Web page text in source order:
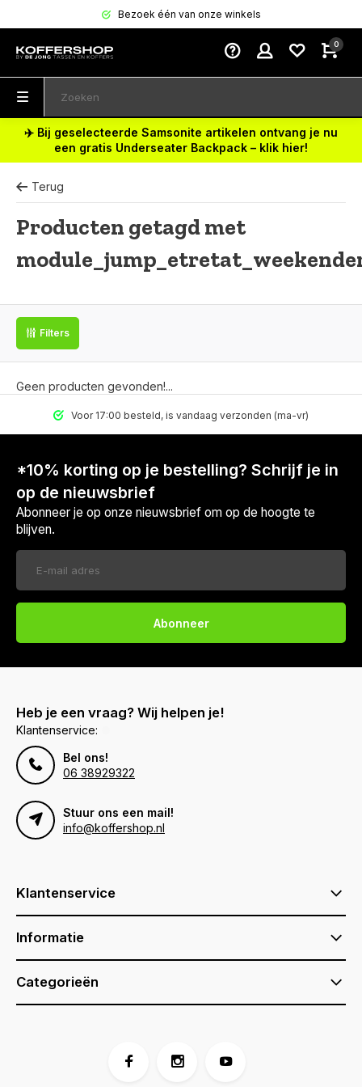
Bezoek één van onze winkels
0
✈️ Bij geselecteerde Samsonite artikelen ontvang je nu
een gratis Underseater Backpack – klik hier!
Terug
Producten getagd met
Filters
Geen producten gevonden!...
Voor 17:00 besteld, is vandaag verzonden (ma-vr)
*10% korting op je bestelling? Schrijf je in
op de nieuwsbrief
Abonneer je op onze nieuwsbrief om op de hoogte te
blijven.
Abonneer
Heb je een vraag? Wij helpen je!
Klantenservice:
Bel ons!
06 38929322
Stuur ons een mail!
info@koffershop.nl
Klantenservice
Informatie
Categorieën